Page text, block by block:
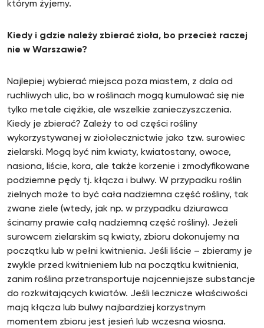
którym żyjemy.
Kiedy i gdzie należy zbierać zioła, bo przecież raczej
nie w Warszawie?
Najlepiej wybierać miejsca poza miastem, z dala od
ruchliwych ulic, bo w roślinach mogą kumulować się nie
tylko metale ciężkie, ale wszelkie zanieczyszczenia.
Kiedy je zbierać? Zależy to od części rośliny
wykorzystywanej w ziołolecznictwie jako tzw. surowiec
zielarski. Mogą być nim kwiaty, kwiatostany, owoce,
nasiona, liście, kora, ale także korzenie i zmodyfikowane
podziemne pędy tj. kłącza i bulwy. W przypadku roślin
zielnych może to być cała nadziemna część rośliny, tak
zwane ziele (wtedy, jak np. w przypadku dziurawca
ścinamy prawie całą nadziemną część rośliny). Jeżeli
surowcem zielarskim są kwiaty, zbioru dokonujemy na
początku lub w pełni kwitnienia. Jeśli liście – zbieramy je
zwykle przed kwitnieniem lub na początku kwitnienia,
zanim roślina przetransportuje najcenniejsze substancje
do rozkwitających kwiatów. Jeśli lecznicze właściwości
mają kłącza lub bulwy najbardziej korzystnym
momentem zbioru jest jesień lub wczesna wiosna.